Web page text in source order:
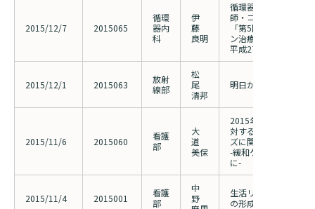
2015/12/7 2015065
循環
器内
科
伊
藤
良明
循環器カテーテル検
師・コメディカル研修
「第5回 冠動脈イン
ン治療を見る」
平成27年12月17日（
2015/12/1 2015063
放射
線部
松
尾
清邦
明日から活かせるCT
2015/11/6 2015060
看護
部
大
道
美保
2015年度 緩和ケア
対するスタッフの認
ズに関する調査
-緩和ケアチーム活動
に-
2015/11/4 2015001
看護
部
中
野
生活リズムの調整が
の形成と発達に及ぼ